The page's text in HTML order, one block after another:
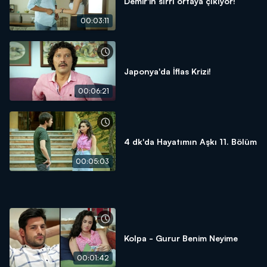
00:03:11
00:06:21
Japonya'da İflas Krizi!
00:05:03
4 dk'da Hayatımın Aşkı 11. Bölüm
00:01:42
Kolpa - Gurur Benim Neyime